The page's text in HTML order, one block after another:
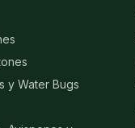
y Water Bugs